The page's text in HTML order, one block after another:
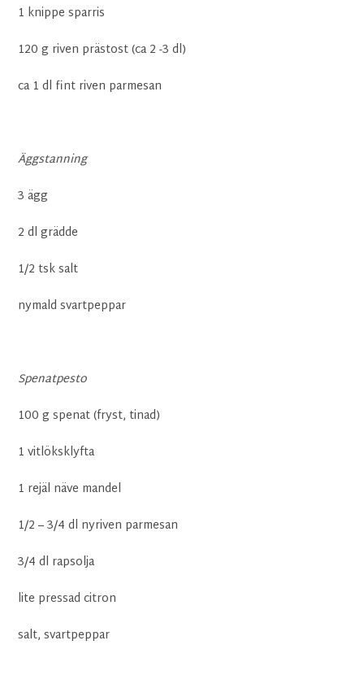
1 knippe sparris
120 g riven prästost (ca 2 -3 dl)
ca 1 dl fint riven parmesan
Äggstanning
3 ägg
2 dl grädde
1/2 tsk salt
nymald svartpeppar
Spenatpesto
100 g spenat (fryst, tinad)
1 vitlöksklyfta
1 rejäl näve mandel
1/2 – 3/4 dl nyriven parmesan
3/4 dl rapsolja
lite pressad citron
salt, svartpeppar